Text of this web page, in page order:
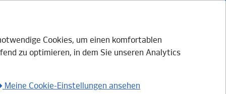
Cookies, um einen komfortablen
zu optimieren, in dem Sie unseren Analytics
Meine Cookie-Einstellungen ansehen